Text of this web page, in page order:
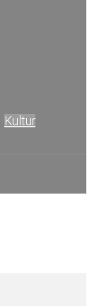
Kultur